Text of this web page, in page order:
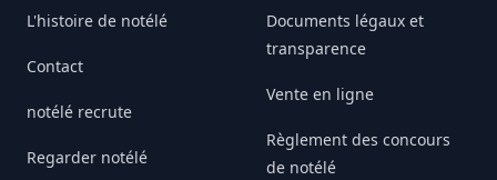
L'histoire de notélé
Contact
notélé recrute
Regarder notélé
Documents légaux et
transparence
Vente en ligne
Règlement des concours
de notélé